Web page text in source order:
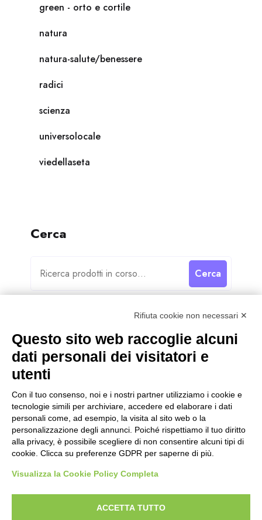
green - orto e cortile
natura
natura-salute/benessere
radici
scienza
universolocale
viedellaseta
Cerca
Cerca
Categorie
Categorie
Rifiuta cookie non necessari ✕
Questo sito web raccoglie alcuni
dati personali dei visitatori e
utenti
Con il tuo consenso, noi e i nostri partner utilizziamo i cookie e
tecnologie simili per archiviare, accedere ed elaborare i dati
personali come, ad esempio, la visita al sito web o la
personalizzazione degli annunci. Poiché rispettiamo il tuo diritto
alla privacy, è possibile scegliere di non consentire alcuni tipi di
cookie. Clicca su preferenze GDPR per saperne di più.
Visualizza la Cookie Policy Completa
ACCETTA TUTTO